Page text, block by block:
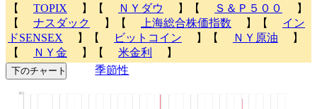
【
TOPIX 】【 ＮＹダウ 】【 Ｓ＆Ｐ５００
】
【
ナスダック 】【 上海総合株価指数 】【
イン
ドSENSEX
】【 ビットコイン 】【 ＮＹ原油
】
【
ＮＹ金 】【 米金利
】
季節性